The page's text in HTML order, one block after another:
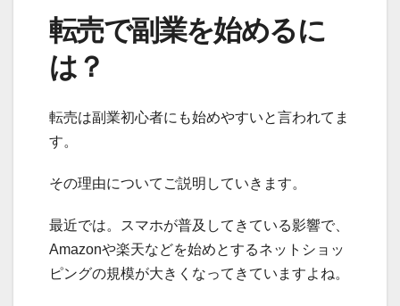
転売で副業を始めるに
は？
転売は副業初心者にも始めやすいと言われてま
す。
その理由についてご説明していきます。
最近では。スマホが普及してきている影響で、
Amazonや楽天などを始めとするネットショッ
ピングの規模が大きくなってきていますよね。